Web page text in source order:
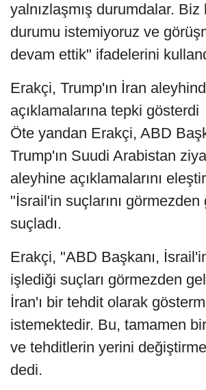
yalnızlaşmış durumdalar. Biz
durumu istemiyoruz ve
devam ettik" ifadelerini
Erakçi, Trump'ın İran
açıklamalarına tepki gösterdi
Öte yandan Erakçi, ABD
Trump'ın Suudi Arabistan
aleyhine açıklamalarını
"İsrail'in suçlarını
suçladı.
Erakçi, "ABD Başkanı,
işlediği suçları görmezden
İran'ı bir tehdit olarak
istemektedir. Bu, tamamen
ve tehditlerin yerini değiştirme
dedi.